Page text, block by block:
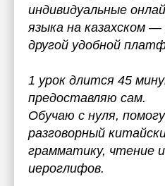
индивидуальные
языка на казахском —
другой удобной
1 урок длится 45
предоставляю сам.
Обучаю с нуля,
разговорный
грамматику, чтение
иероглифов.